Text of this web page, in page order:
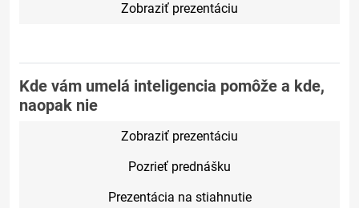
Zobraziť prezentáciu
Kde vám umelá inteligencia pomôže a kde,
naopak nie
Zobraziť prezentáciu
Pozrieť prednášku
Prezentácia na stiahnutie